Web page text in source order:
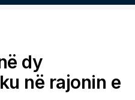
dy
në rajonin e